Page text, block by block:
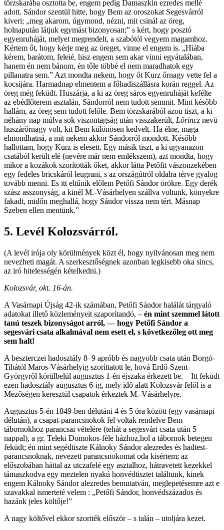
törzskarába osztotta be, engem pedig Damaszkin ezredes mellé
adott. Sándor szentül hitte, hogy Bem az oroszokat Segesvárról
kiveri; „meg akarom, úgymond, nézni, mit csinál az öreg,
holnapután látjuk egymást bizonyosan;” s kért, hogy posztó
egyenruháját, melyet megrendelt, a szabótól vegyem magamhoz.
Kértem őt, hogy kérje meg az öreget, vinne el engem is. „Hiába
kérem, barátom, feleié, hisz engem sem akar vinni egyátalában,
hanem én nem bánom, én tőle többé el nem maradhatok egy
pillanatra sem.” Azt mondta nekem, hogy őt Kurz őrnagy vette fel a
kocsijára. Harmadnap elmentem a főhadiszállásra korán reggel. Az
öreg még feküdt. Huszárja, a ki az öreg sáros egyenruháját kefélte
az ebédlőterem asztalán, Sándorról nem tudott semmit. Mint később
hallám, az öreg sem tudott felőle. Bem törzskarából azon tiszt, a ki
néhány nap múlva sok viszontagság után visszakerült, Lőrincz nevü
huszárőrnagy volt, kit Bem különösen kedvelt. Ha élne, maga
elmondhatná, a mit nekem akkor Sándorról mondott. Később
hallottam, hogy Kurz is elesett. Egy másik tiszt, a ki ugyanazon
csatából került elé (nevére már nem emlékszem), azt mondta, hogy
mikor a kozákok szorították őket, akkor látta Petőfit vászonzekében
egy fedeles bricskáról leugrani, s az országútról oldalra térve gyalog
tovább menni. Es itt eltűnik előlem Petőfi Sándor örökre. Egy derék
szász asszonyság, a kinél M.-Vásárhelyen szállva voltunk, könyekre
fakadt, midőn meghallá, hogy Sándor vissza nem tért. Másnap
Szeben ellen mentünk.”
5. Levél Kolozsvárról.
(A levél irója oly körülmények közt él, hogy nyilvánosan meg nem
nevezheti magát. A szerkesztőségnek azonban legkisebb oka sincs,
az iró hitelességén kételkedni.)
Kolozsvár, okt. 16-án.
A Vasárnapi Újság 42-ik számában, Petőfi Sándor halálát tárgyaló
adatokat illető közleményeit szaporítandó,– én mint szemmel látott
tanú teszek bizonyságot arról, — hogy Petőfi Sándor a
segesvári csata alkalmával nem esett el, s következőleg ott meg
sem halt!
A beszterczei hadosztály 8–9 apróbb és nagyobb csata után Borgó-
Tihától Maros-Vásárhelyig szoríttatott le, hová Erdő-Szent-
Györgyről körülbelül augusztus 1-én éjszaka érkezett be. – Itt feküdt
ezen hadosztály augusztus 6-ig, mely idő alatt Kolozsvár felől is a
Mezőségen keresztül csapatok érkeztek M.-Vásárhelyre.
Augusztus 5-én 1849-ben délutáni 4 és 5 óra között (egy vasárnapi
délután), a csapat-parancsnokok fel voltak rendelve Bem
tábornokhoz parancsai vételére (tehát a segesvári csata után 5
nappal), a gr. Teleki Domokos-féle házhoz,hol a tábornok betegen
feküdt; én mint segédtiszte Kálnoky Sándor alezredes és hadtest-
parancsnoknak, nevezett parancsnokomat oda kisértem; az
előszobában háttal az utczafelé egy asztalhoz, hátravetett kezekkel
támaszkodva egy meztelen nyakú honvédtisztet találtunk, kinek
engem Kálnoky Sándor alezredes bemutatván, meglepetésemre azt e
szavakkal ismerteté velem : „Petőfi Sándor, honvédszázados és
hazánk jeles költője!”
A nagy költővel ekkor szoriték először – s talán – utoljára kezet.